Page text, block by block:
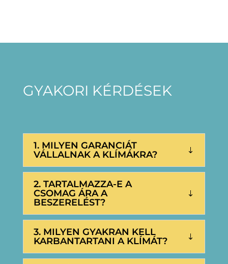
GYAKORI KÉRDÉSEK
1. MILYEN GARANCIÁT
VÁLLALNAK A KLÍMÁKRA?
2. TARTALMAZZA-E A
CSOMAG ÁRA A
BESZERELÉST?
3. MILYEN GYAKRAN KELL
KARBANTARTANI A KLÍMÁT?